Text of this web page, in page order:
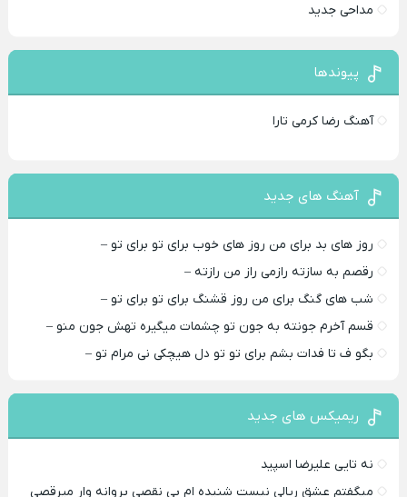
مداحی جدید
پیوندها
آهنگ رضا کرمی تارا
آهنگ های جدید
روز های بد برای من روز های خوب برای تو برای تو –
رقصم به سازته رازمی راز من رازته –
شب های گنگ برای من روز قشنگ برای تو برای تو –
قسم آخرم جونته به جون تو چشمات میگیره تهش جون منو –
بگو ف تا فدات بشم برای تو تو دل هیچکی نی مرام تو –
ریمیکس های جدید
نه تایی علیرضا اسپید
میگفتم عشق ریالی نیست شنیده ام بی نقصی پروانه وار میرقصی